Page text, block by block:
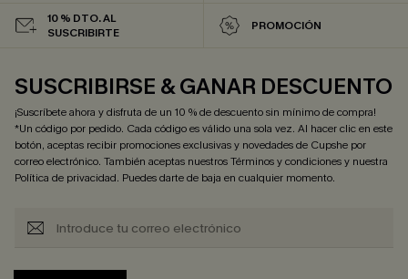
10 % DTO. AL
SUSCRIBIRTE
PROMOCIÓN
SUSCRIBIRSE & GANAR DESCUENTO
¡Suscríbete ahora y disfruta de un 10 % de descuento sin mínimo de compra!
*Un código por pedido. Cada código es válido una sola vez. Al hacer clic en este
botón, aceptas recibir promociones exclusivas y novedades de Cupshe por
correo electrónico. También aceptas nuestrosTérminos y condicionesy nuestra
Política de privacidad. Puedes darte de baja en cualquier momento.